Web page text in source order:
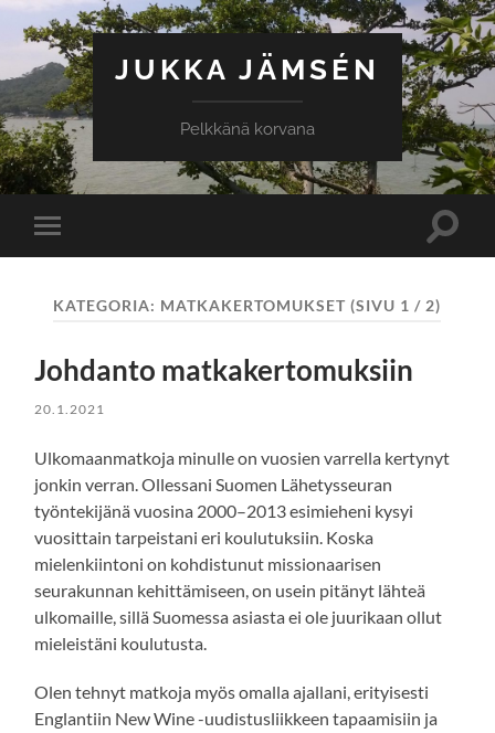
JUKKA JÄMSÉN
Pelkkänä korvana
Toggle
mobile
Toggle
KATEGORIA: MATKAKERTOMUKSET (SIVU 1 / 2)
Johdanto matkakertomuksiin
20.1.2021
Ulkomaanmatkoja minulle on vuosien varrella kertynyt
jonkin verran. Ollessani Suomen Lähetysseuran
työntekijänä vuosina 2000–2013 esimieheni kysyi
vuosittain tarpeistani eri koulutuksiin. Koska
mielenkiintoni on kohdistunut missionaarisen
seurakunnan kehittämiseen, on usein pitänyt lähteä
ulkomaille, sillä Suomessa asiasta ei ole juurikaan ollut
mieleistäni koulutusta.
Olen tehnyt matkoja myös omalla ajallani, erityisesti
Englantiin New Wine -uudistusliikkeen tapaamisiin ja